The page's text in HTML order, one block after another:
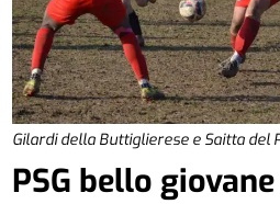
Gilardi della Buttiglierese e Saitta del
PSG bello giovane